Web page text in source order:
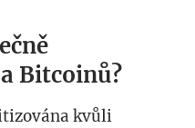
Bitcoinů?
kvůli